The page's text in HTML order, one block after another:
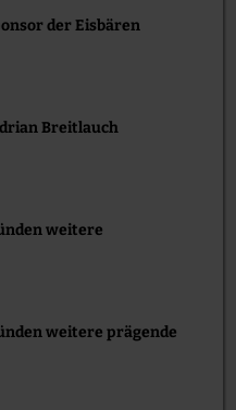
der Eisbären
Breitlauch
weitere
weitere prägende